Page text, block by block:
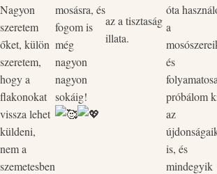
Nagyon
szeretem
őket, külön
szeretem,
hogy a
flakonokat
vissza lehet
küldeni,
nem a
szemetesben
mosásra, és
fogom is
még
nagyon
nagyon
sokáig!
az a tisztaság
illata.
óta
a
és
próbálom
az
is, és
mindegyik